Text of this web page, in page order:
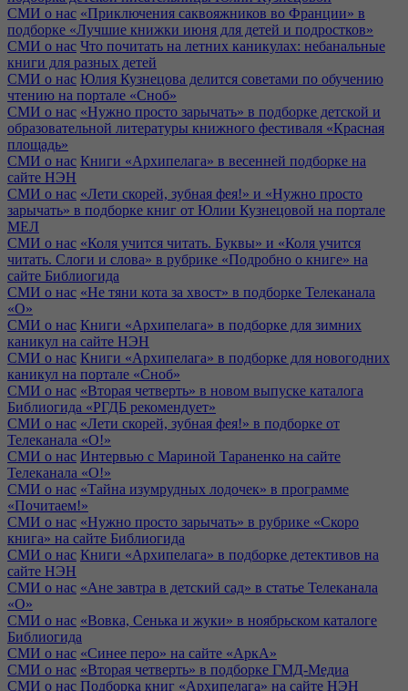
СМИ о нас «Приключения саквояжников во Франции» в
подборке «Лучшие книжки июня для детей и подростков»
СМИ о нас Что почитать на летних каникулах: небанальные
книги для разных детей
СМИ о нас Юлия Кузнецова делится советами по обучению
чтению на портале «Сноб»
СМИ о нас «Нужно просто зарычать» в подборке детской и
образовательной литературы книжного фестиваля «Красная
площадь»
СМИ о нас Книги «Архипелага» в весенней подборке на
сайте НЭН
СМИ о нас «Лети скорей, зубная фея!» и «Нужно просто
зарычать» в подборке книг от Юлии Кузнецовой на портале
МЕЛ
СМИ о нас «Коля учится читать. Буквы» и «Коля учится
читать. Слоги и слова» в рубрике «Подробно о книге» на
сайте Библиогида
СМИ о нас «Не тяни кота за хвост» в подборке Телеканала
«О»
СМИ о нас Книги «Архипелага» в подборке для зимних
каникул на сайте НЭН
СМИ о нас Книги «Архипелага» в подборке для новогодних
каникул на портале «Сноб»
СМИ о нас «Вторая четверть» в новом выпуске каталога
Библиогида «РГДБ рекомендует»
СМИ о нас «Лети скорей, зубная фея!» в подборке от
Телеканала «О!»
СМИ о нас Интервью с Мариной Тараненко на сайте
Телеканала «О!»
СМИ о нас «Тайна изумрудных лодочек» в программе
«Почитаем!»
СМИ о нас «Нужно просто зарычать» в рубрике «Скоро
книга» на сайте Библиогида
СМИ о нас Книги «Архипелага» в подборке детективов на
сайте НЭН
СМИ о нас «Ане завтра в детский сад» в статье Телеканала
«О»
СМИ о нас «Вовка, Сенька и жуки» в ноябрьском каталоге
Библиогида
СМИ о нас «Синее перо» на сайте «АркА»
СМИ о нас «Вторая четверть» в подборке ГМД-Медиа
СМИ о нас Подборка книг «Архипелага» на сайте НЭН